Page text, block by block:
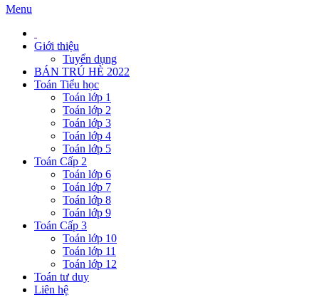
Menu
Giới thiệu
Tuyển dụng
BÁN TRÚ HÈ 2022
Toán Tiểu học
Toán lớp 1
Toán lớp 2
Toán lớp 3
Toán lớp 4
Toán lớp 5
Toán Cấp 2
Toán lớp 6
Toán lớp 7
Toán lớp 8
Toán lớp 9
Toán Cấp 3
Toán lớp 10
Toán lớp 11
Toán lớp 12
Toán tư duy
Liên hệ